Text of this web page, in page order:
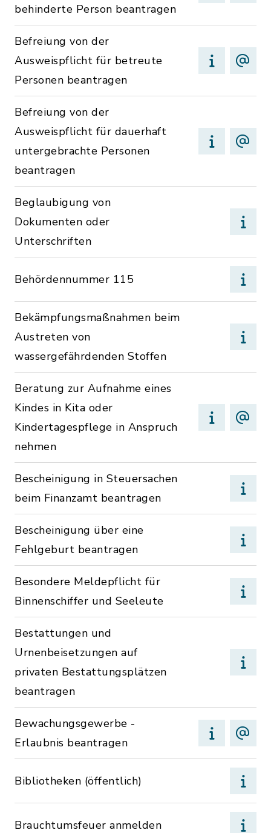
behinderte Person beantragen
Befreiung von der
Ausweispflicht für betreute
Personen beantragen
Befreiung von der
Ausweispflicht für dauerhaft
untergebrachte Personen
beantragen
Beglaubigung von
Dokumenten oder
Unterschriften
Behördennummer 115
Bekämpfungsmaßnahmen beim
Austreten von
wassergefährdenden Stoffen
Beratung zur Aufnahme eines
Kindes in Kita oder
Kindertagespflege in Anspruch
nehmen
Bescheinigung in Steuersachen
beim Finanzamt beantragen
Bescheinigung über eine
Fehlgeburt beantragen
Besondere Meldepflicht für
Binnenschiffer und Seeleute
Bestattungen und
Urnenbeisetzungen auf
privaten Bestattungsplätzen
beantragen
Bewachungsgewerbe -
Erlaubnis beantragen
Bibliotheken (öffentlich)
Brauchtumsfeuer anmelden